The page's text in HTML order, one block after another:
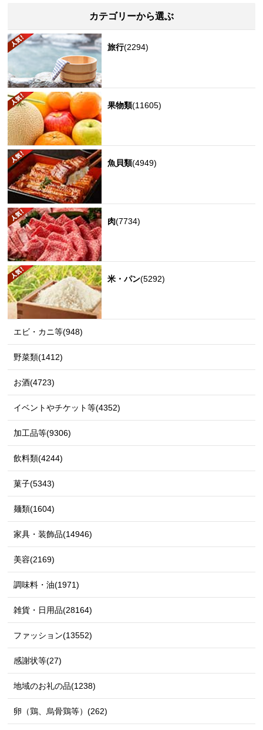
カテゴリーから選ぶ
旅行(2294)
果物類(11605)
魚貝類(4949)
肉(7734)
米・パン(5292)
エビ・カニ等(948)
野菜類(1412)
お酒(4723)
イベントやチケット等(4352)
加工品等(9306)
飲料類(4244)
菓子(5343)
麺類(1604)
家具・装飾品(14946)
美容(2169)
調味料・油(1971)
雑貨・日用品(28164)
ファッション(13552)
感謝状等(27)
地域のお礼の品(1238)
卵（鶏、烏骨鶏等）(262)